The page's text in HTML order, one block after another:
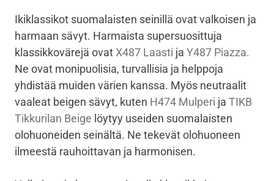
Ikiklassikot suomalaisten seinillä ovat valkoisen ja
harmaan sävyt. Harmaista supersuosittuja
klassikkovärejä ovat X487 Laasti ja Y487 Piazza.
Ne ovat monipuolisia, turvallisia ja helppoja
yhdistää muiden värien kanssa. Myös neutraalit
vaaleat beigen sävyt, kuten H474 Mulperi ja TIKB
Tikkurilan Beige löytyy useiden suomalaisten
olohuoneiden seinältä. Ne tekevät olohuoneen
ilmeestä rauhoittavan ja harmonisen.